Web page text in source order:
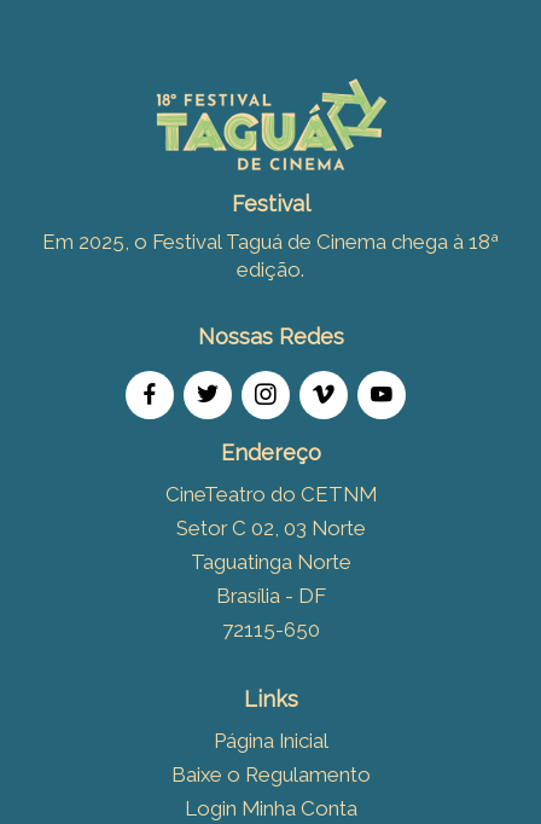
Festival
Em 2025, o Festival Taguá de Cinema chega à 18ª
edição.
Nossas Redes
Endereço
CineTeatro do CETNM
Setor C 02, 03 Norte
Taguatinga Norte
Brasília - DF
72115-650
Links
Página Inicial
Baixe o Regulamento
Login Minha Conta